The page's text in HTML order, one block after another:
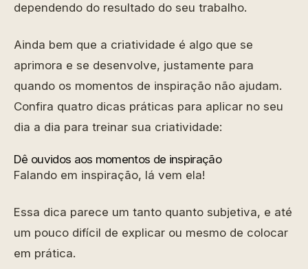
dependendo do resultado do seu trabalho.
Ainda bem que a criatividade é algo que se
aprimora e se desenvolve, justamente para
quando os momentos de inspiração não ajudam.
Confira quatro dicas práticas para aplicar no seu
dia a dia para treinar sua criatividade:
Dê ouvidos aos momentos de inspiração
Falando em inspiração, lá vem ela!
Essa dica parece um tanto quanto subjetiva, e até
um pouco difícil de explicar ou mesmo de colocar
em prática.